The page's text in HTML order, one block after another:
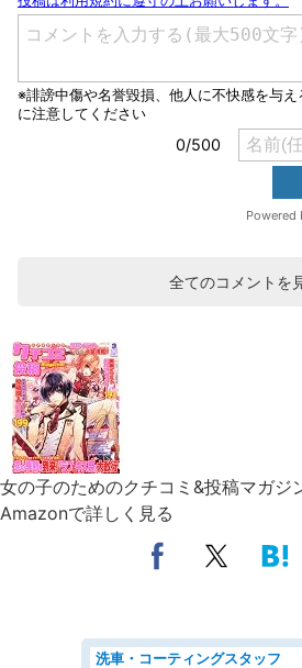
全てのコメントを
女の子のためのクチコミ&投稿マガ
Amazonで詳しく見る
洗車・コーティングスタッフ